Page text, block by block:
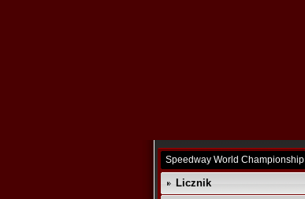
Speedway World Championship
Licznik